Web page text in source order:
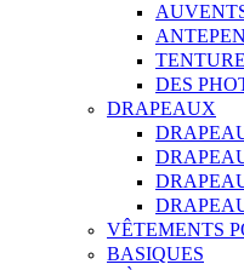
DES
DRAPEAUX
VÊTEMENTS
BASIQUES